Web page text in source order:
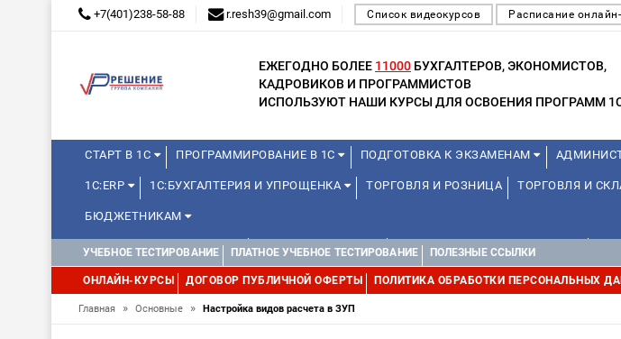
+7(401)238-58-88 r.resh39@gmail.com Список видеокурсов Расписание
ЕЖЕГОДНО БОЛЕЕ 11000 БУХГАЛТЕРОВ, ЭКОНОМИСТОВ,
КАДРОВИКОВ И ПРОГРАММИСТОВ
ИСПОЛЬЗУЮТ НАШИ КУРСЫ ДЛЯ ОСВОЕНИЯ ПРОГРАММ
СТАРТ В 1С ПРОГРАММИРОВАНИЕ В 1С ПОДГОТОВКА К ЭКЗАМЕНАМ
1С:ERP 1С:БУХГАЛТЕРИЯ И УПРОЩЕНКА ТОРГОВЛЯ И РОЗНИЦА ТОРГОВЛЯ И
БЮДЖЕТНИКАМ
КУРСЫ ДЛЯ ШКОЛЬНИКОВ ДЛЯ ШКОЛЬНИКОВ 1С:УПРАВЛЕНИЕ ХОЛДИНГОМ
УЧЕБНОЕ ТЕСТИРОВАНИЕ ПЛАТНОЕ УЧЕБНОЕ ТЕСТИРОВАНИЕ ПОЛЕЗНЫЕ ССЫЛКИ
ОНЛАЙН-КУРСЫ ДОГОВОР ПУБЛИЧНОЙ ОФЕРТЫ ПОЛИТИКА ОБРАБОТКИ ПЕРСОНАЛЬНЫХ
Главная » Основные » Настройка видов расчета в ЗУП